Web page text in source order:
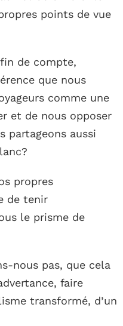
points de vue
de compte,
que nous
comme une
et de nous opposer
partageons aussi
propres
de tenir
le prisme de
nous pas, que cela
faire
transformé, d’un